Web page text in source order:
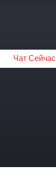
Чат Сейчас